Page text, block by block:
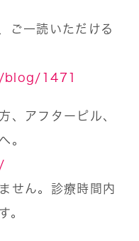
ご一読いただける
1471
、アフターピル、
。
せん。診療時間内
。